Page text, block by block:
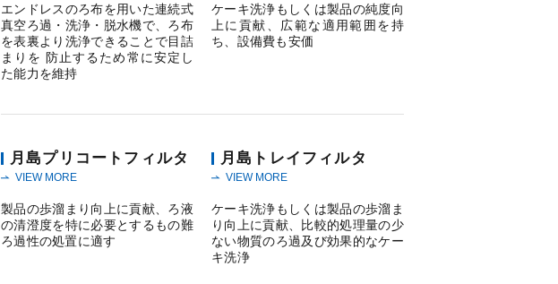
エンドレスのろ布を用いた連続式
真空ろ過・洗浄・脱水機で、ろ布
を表裏より洗浄できることで目詰
まりを 防止するため常に安定し
た能力を維持
ケーキ洗浄もしくは製品の純度向
上に貢献、広範な適用範囲を持
ち、設備費も安価
月島プリコートフィルタ
VIEW MORE
製品の歩溜まり向上に貢献、ろ液
の清澄度を特に必要とするもの難
ろ過性の処置に適す
月島トレイフィルタ
VIEW MORE
ケーキ洗浄もしくは製品の歩溜ま
り向上に貢献、比較的処理量の少
ない物質のろ過及び効果的なケー
キ洗浄